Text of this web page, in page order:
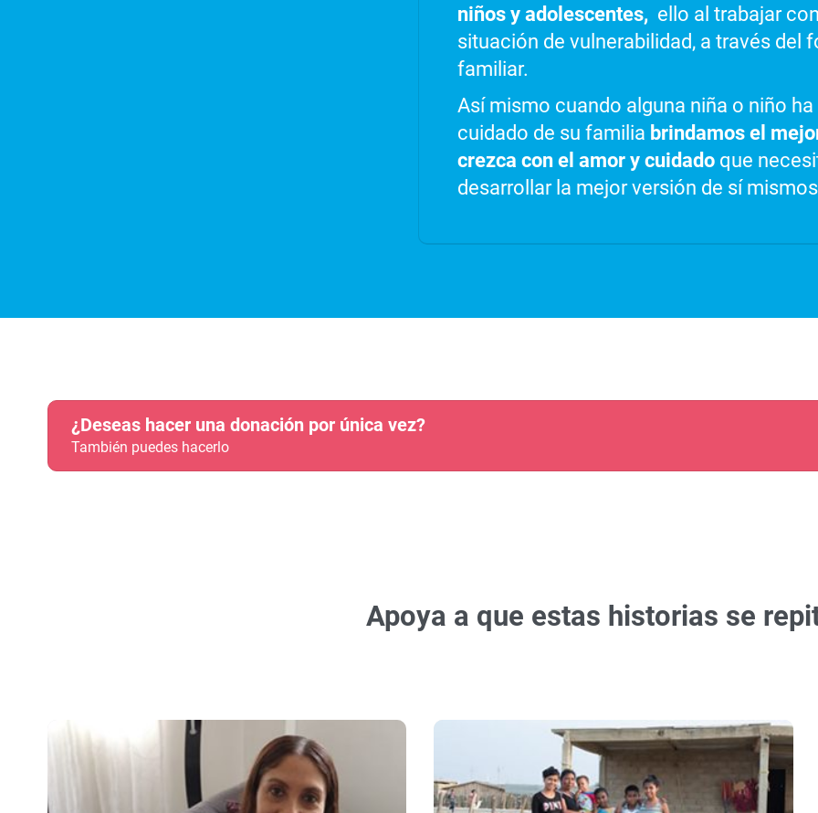
niños y adolescentes, ello al trabajar
situación de vulnerabilidad, a través del
familiar.
Así mismo cuando alguna niña o niño ha
cuidado de su familia brindamos el
crezca con el amor y cuidadoque
desarrollar la mejor versión de sí
¿Deseas hacer una donación por única vez?
También puedes hacerlo
Apoya a que estas historias se